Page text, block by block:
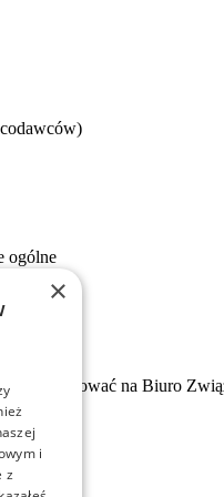
ogólne
kierować na Biuro
×
i
z